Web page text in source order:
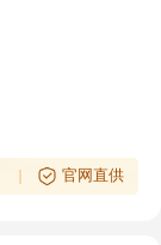
官网直供